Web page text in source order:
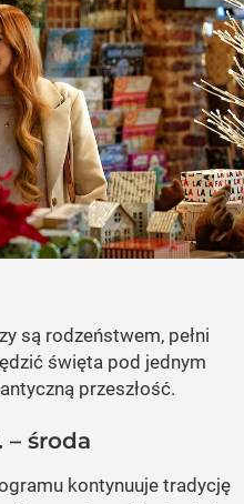
są rodzeństwem, pełni
święta pod jednym
przeszłość.
– środa
kontynuuje tradycję